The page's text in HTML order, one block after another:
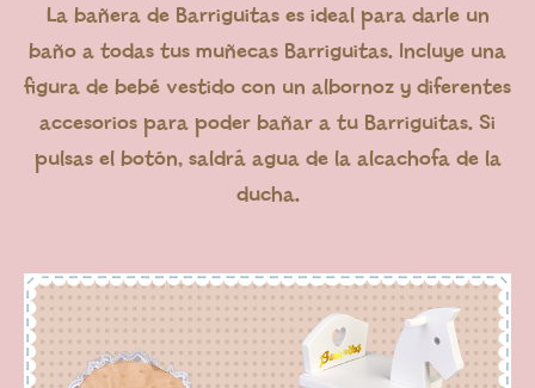
La bañera de Barriguitas es ideal para darle un
baño a todas tus muñecas Barriguitas. Incluye una
figura de bebé vestido con un albornoz y diferentes
accesorios para poder bañar a tu Barriguitas. Si
pulsas el botón, saldrá agua de la alcachofa de la
ducha.